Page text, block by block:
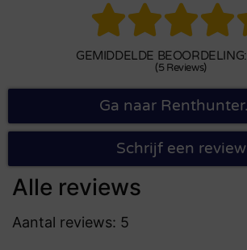

GEMIDDELDE
(5 Reviews)
Ga naar
Schrijf een review
Alle reviews
Aantal reviews: 5